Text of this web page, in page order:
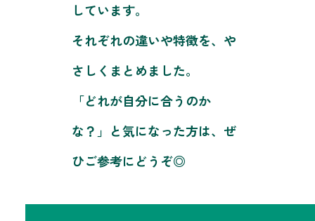
しています。
それぞれの違いや特徴を、や
さしくまとめました。
「どれが自分に合うのか
な？」と気になった方は、ぜ
ひご参考にどうぞ◎